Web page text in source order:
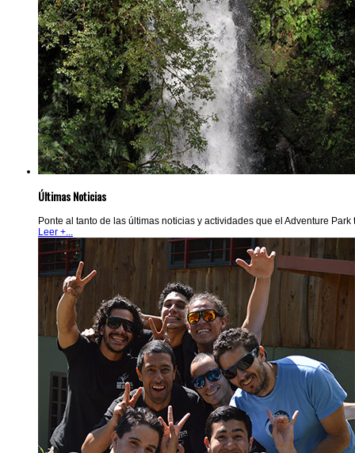
Últimas Noticias
Ponte al tanto de las últimas noticias y actividades que el Adventure Park
Leer +...